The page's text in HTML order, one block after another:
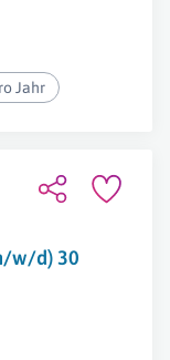
Jahr
w/d) 30